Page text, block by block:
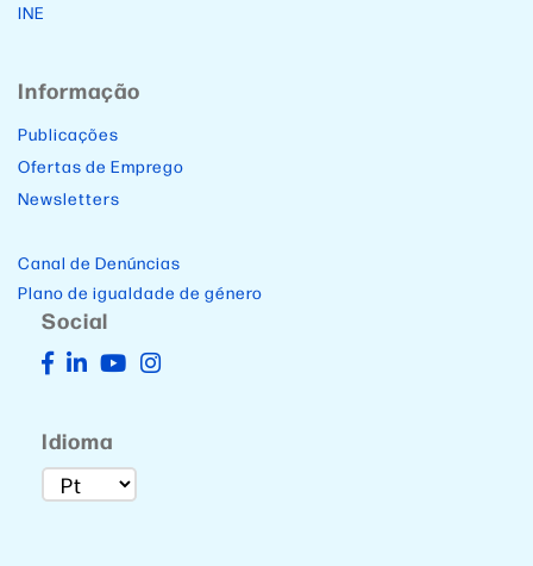
INE
Informação
Publicações
Ofertas de Emprego
Newsletters
Canal de Denúncias
Plano de igualdade de género
Social
Idioma